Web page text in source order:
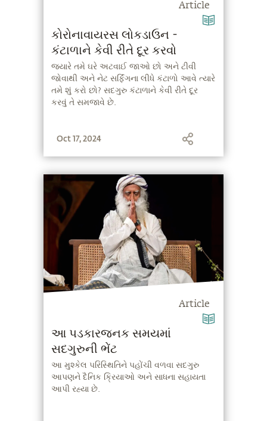
Article
કોરોનાવાયરસ લોકડાઉન -
કંટાળાને કેવી રીતે દૂર કરવો
જ્યારે તમે ઘરે અટવાઈ જાઓ છો અને ટીવી
જોવાથી અને નેટ સર્ફિંગના લીધે કંટાળો આવે ત્યારે
તમે શું કરો છો? સદગુરુ કંટાળાને કેવી રીતે દૂર
કરવું તે સમજાવે છે.
Oct 17, 2024
Article
આ પડકારજનક સમયમાં
સદગુરુની ભેંટ
આ મુશ્કેલ પરિસ્થિતિને પહોંચી વળવા સદગુરુ
આપણને દૈનિક ક્રિયાઓ અને સાધના સહાયતા
આપી રહ્યા છે.